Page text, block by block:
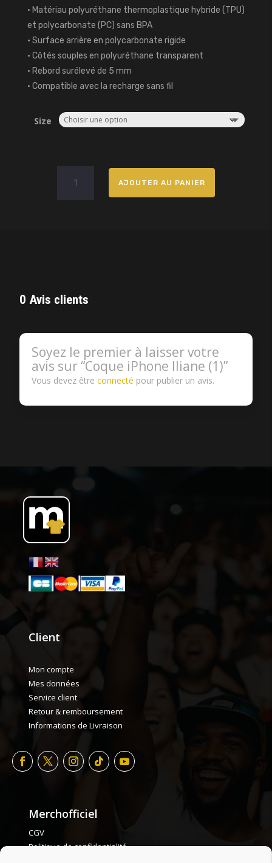
• Matériau polyuréthane thermoplastique hybride (TPU)
et polycarbonate (PC) sans BPA
• Surface arrière en polycarbonate rigide
• Côtés souples en polyuréthane transparent
• Rebord surélevé de 5 mm
• Compatible avec la recharge sans fil
Size
Coque
AJOUTER AU PANIER
0 Avis clients
Soyez le premier à laisser votre
avis sur “Coque iPhone Iliane (1)”
Vous devez êtreconnecté pour publier un avis.
Client
Mon compte
Mes données
Service client
Retour & remboursement
Informations de Livraison
Merchofficiel
CGV
Politique de confidentialité